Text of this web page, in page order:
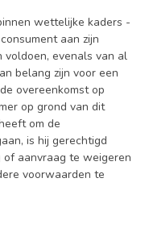
wettelijke kaders -
aan zijn
evenals van al
belang zijn voor een
overeenkomst op
op grond van dit
om de
is hij gerechtigd
aanvraag te weigeren
voorwaarden te